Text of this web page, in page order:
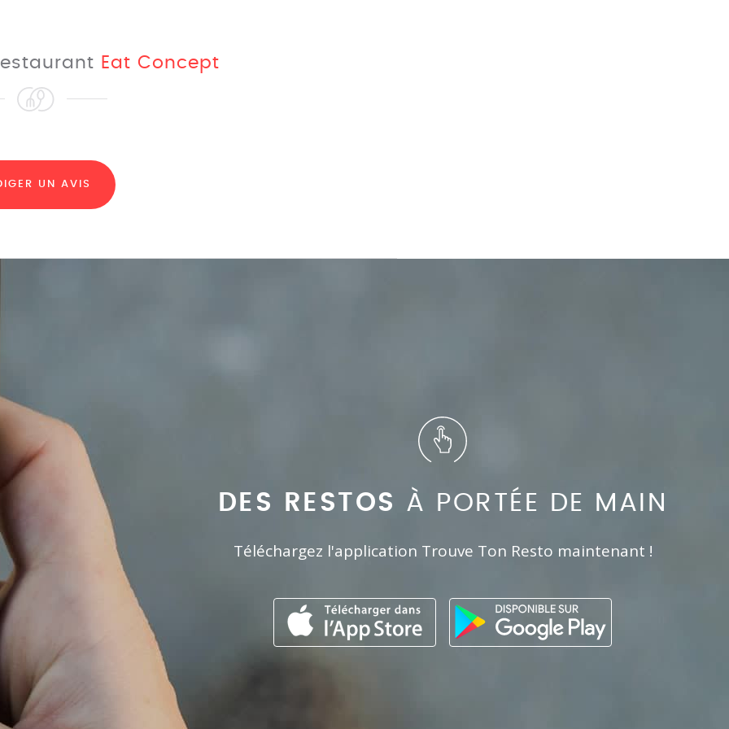
Eat Concept
UN AVIS
DES RESTOS À PORTÉE DE MAIN
Téléchargez l'application Trouve Ton Resto maintenant !